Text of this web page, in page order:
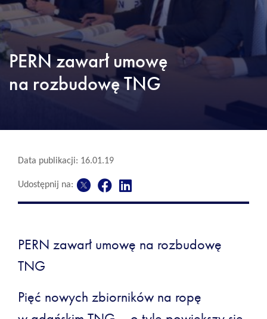
PERN zawarł umowę
na rozbudowę TNG
Data publikacji: 16.01.19
Udostępnij na:
PERN zawarł umowę na rozbudowę
TNG
Pięć nowych zbiorników na ropę